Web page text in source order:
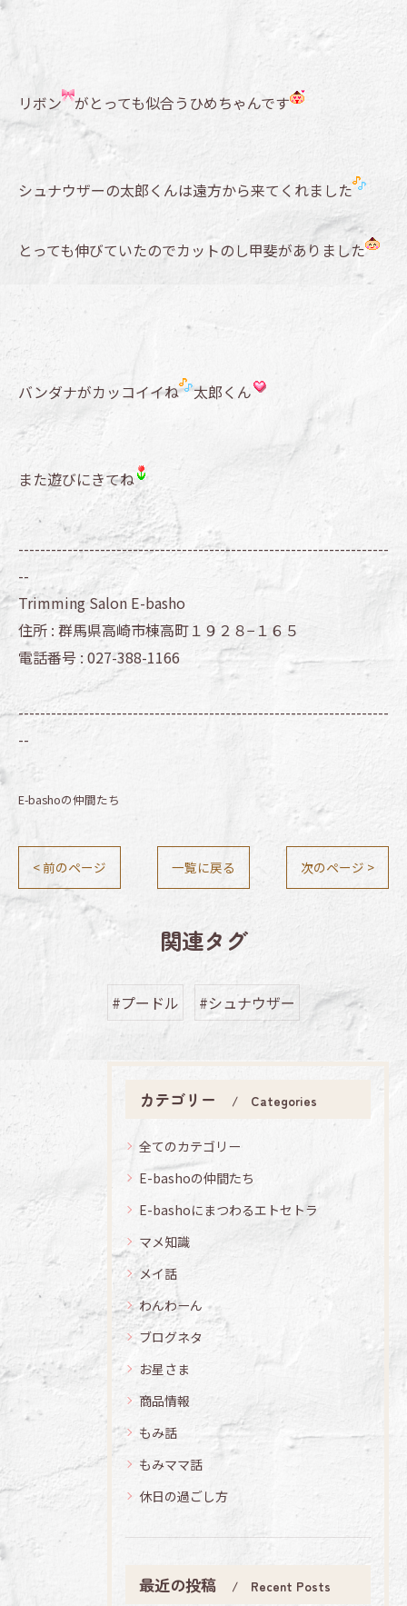
リボン がとっても似合うひめちゃんです
シュナウザーの太郎くんは遠方から来てくれました
とっても伸びていたのでカットのし甲斐がありました
バンダナがカッコイイね 太郎くん
また遊びにきてね
--------------------------------------------------------------------
--
Trimming Salon E-basho
住所 : 群馬県高崎市棟高町１９２８−１６５
電話番号 : 027-388-1166
--------------------------------------------------------------------
--
E-bashoの仲間たち
< 前のページ 一覧に戻る 次のページ >
関連タグ
#プードル #シュナウザー
カテゴリー Categories
全てのカテゴリー
E-bashoの仲間たち
E-bashoにまつわるエトセトラ
マメ知識
メイ話
わんわーん
ブログネタ
お星さま
商品情報
もみ話
もみママ話
休日の過ごし方
最近の投稿 Recent Posts